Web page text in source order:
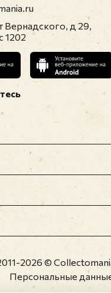
Вернадского, д 29,
1202
2026 ©
Персональные